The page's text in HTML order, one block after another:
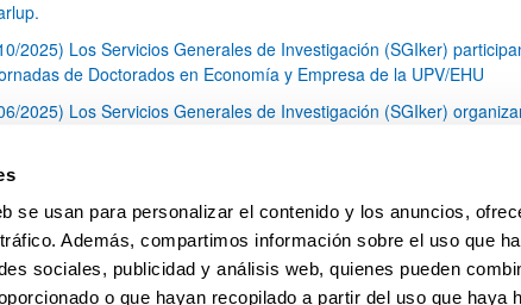
se usan para personalizar el contenido y los anuncios,
Además, compartimos información sobre el uso que
sociales, publicidad y análisis web, quienes pueden
o que hayan recopilado a partir del uso que haya
2025) Los Servicios Generales de Investigación (SGIker)
de Doctorados en Economía y Empresa de la UPV/EHU
2025) Los Servicios Generales de Investigación (SGIker)
química de dos variedades de lúpulo silvestre
Página
1 Página
2 Página
3 ...
Páginas intermedias Use TAB
Página
79